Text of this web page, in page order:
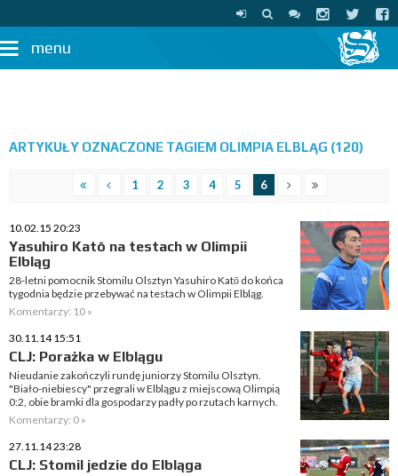
menu
ARTYKUŁY OZNACZONE TAGIEM OLIMPIA ELBLĄG (120)
1 2 3 4 5 6
10.02.15 20:23
Yasuhiro Katō na testach w Olimpii
Elbląg
28-letni pomocnik Stomilu Olsztyn Yasuhiro Katō do końca
tygodnia będzie przebywać na testach w Olimpii Elbląg.
Komentarzy: 10 »
30.11.14 15:51
CLJ: Porażka w Elblągu
Nieudanie zakończyli rundę juniorzy Stomilu Olsztyn.
"Biało-niebiescy" przegrali w Elblągu z miejscową Olimpią
0:2, obie bramki dla gospodarzy padły po rzutach karnych.
Komentarzy: 0 »
27.11.14 23:28
CLJ: Stomil jedzie do Elbląga